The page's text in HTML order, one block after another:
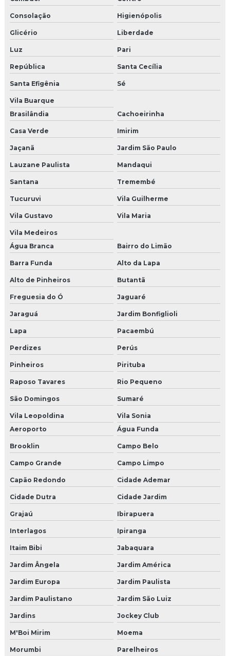
Casting para feiras
Confecção de uniformes para feiras e eventos
Empresas de marketing promocional
Modelos para eventos em sp
Papai noel para eventos
Papai noel para eventos sp
Recepcionistas para eventos corporativos
Soluções para ponto de venda
Cenografia para congressos sp
Brindes para o dia das mães preço
Brinde de natal para eventos
Cenografia para evento infantil
Cenografia dia das mães shoppings
Empresa de decoração de natal
Empresas de brindes em sp
Pet park preco
Empresa de decoração de natal sp
Agencia produtora de shows
Empresas de eventos congresso
Empresa de shows
Empresas de eventos corporativos
Empresas de eventos corporativos sp
Cenografia para eventos corporativos sp
Cenografia para eventos são paulo
Empresas de cenografia sp
Pet park
Brinquedao para restaurante
Fabricante de brinquedão
Projeto de brinquedão
Consolação Higienópolis
Glicério Liberdade
Luz Pari
República Santa Cecília
Santa Efigênia Sé
Vila Buarque
Brasilândia
Cachoeirinha
Casa Verde Imirim
Jaçanã Jardim São Paulo
Lauzane Paulista Mandaqui
Santana Tremembé
Tucuruvi Vila Guilherme
Vila Gustavo Vila Maria
Vila Medeiros
Água Branca
Bairro do Limão
Barra Funda Alto da Lapa
Alto de Pinheiros Butantã
Freguesia do Ó Jaguaré
Jaraguá Jardim Bonfiglioli
Lapa Pacaembú
Perdizes Perús
Pinheiros Pirituba
Raposo Tavares Rio Pequeno
São Domingos Sumaré
Vila Leopoldina
Vila Sonia
Aeroporto
Água Funda
Brooklin Campo Belo
Campo Grande Campo Limpo
Capão Redondo Cidade Ademar
Cidade Dutra Cidade Jardim
Grajaú Ibirapuera
Interlagos Ipiranga
Itaim Bibi Jabaquara
Jardim Ângela Jardim América
Jardim Europa Jardim Paulista
Jardim Paulistano Jardim São Luiz
Jardins Jockey Club
M'Boi Mirim Moema
Morumbi Parelheiros